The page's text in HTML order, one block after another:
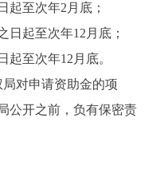
至次年2月底；
起至次年12月底；
至次年12月底。
对申请资助金的项
公开之前，负有保密责